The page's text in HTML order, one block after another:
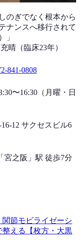
のぎでなく根本から
ナンスへ移行されて
」
晴 （臨床23年）
841-0808
〜16:30 （ 月曜・日
12 サクセスビル6
宮之阪」駅 徒歩7分
節モビライゼーシ
える【枚方・大黒